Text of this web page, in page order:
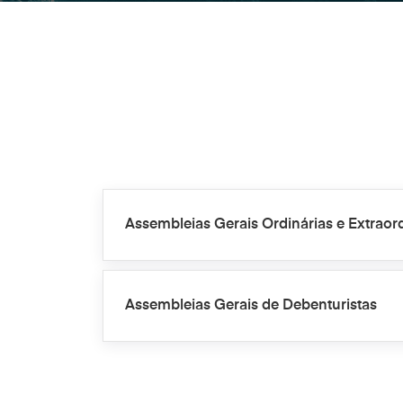
Assembleias Gerais Ordinárias e
Assembleias Gerais de Debenturistas